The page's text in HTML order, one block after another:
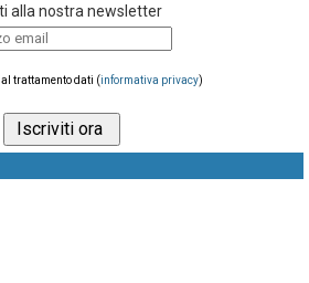
alla nostra newsletter
trattamento dati (informativa privacy)